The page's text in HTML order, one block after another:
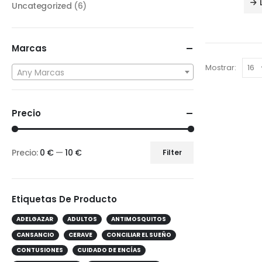
Mostrar:
Uncategorized (6)
Marcas
Any Marcas
Precio
Filter
Precio: 0 €—10 €
Etiquetas De Producto
ADELGAZAR ADULTOS
ANTIMOSQUITOS
CANSANCIO
CERAVE
CONCILIAR EL SUEÑO
CONTUSIONES
CUIDADO DE ENCÍAS